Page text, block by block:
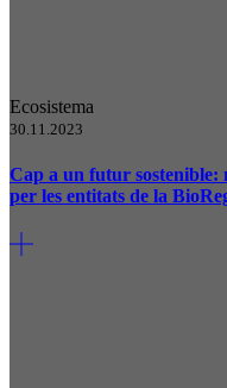
Ecosistema
30.11.2023
Cap a un futur sostenible:
per les entitats de la